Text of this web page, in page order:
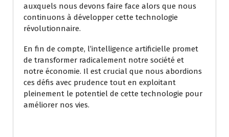
auxquels nous devons faire face alors que nous
continuons à développer cette technologie
révolutionnaire.
En fin de compte, l’intelligence artificielle promet
de transformer radicalement notre société et
notre économie. Il est crucial que nous abordions
ces défis avec prudence tout en exploitant
pleinement le potentiel de cette technologie pour
améliorer nos vies.